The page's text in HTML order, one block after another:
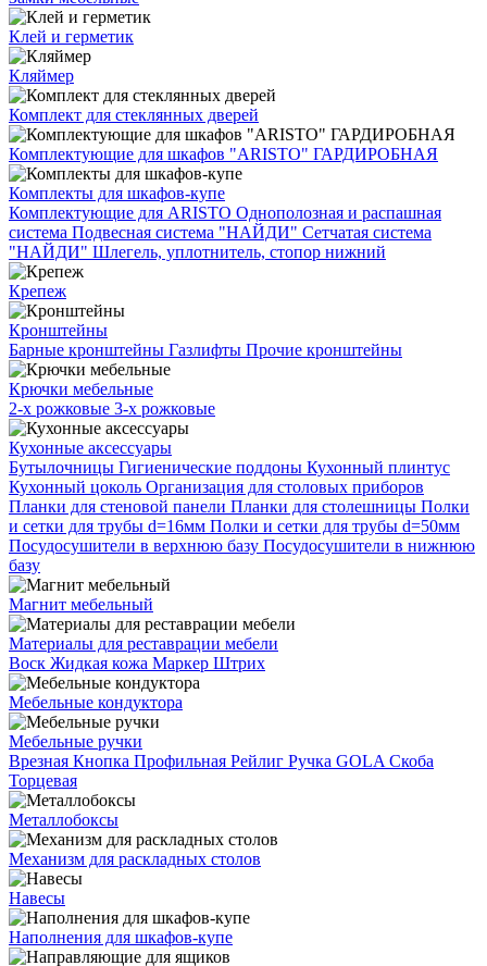
Клей и герметик
Кляймер
Комплект для стеклянных дверей
Комплектующие для шкафов "ARISTO" ГАРДИРОБНАЯ
Комплекты для шкафов-купе
Комплектующие для ARISTO Однополозная и распашная
система Подвесная система "НАЙДИ" Сетчатая система
"НАЙДИ" Шлегель, уплотнитель, стопор нижний
Крепеж
Кронштейны
Барные кронштейны Газлифты Прочие кронштейны
Крючки мебельные
2-х рожковые 3-х рожковые
Кухонные аксессуары
Бутылочницы Гигиенические поддоны Кухонный плинтус
Кухонный цоколь Организация для столовых приборов
Планки для стеновой панели Планки для столешницы Полки
и сетки для трубы d=16мм Полки и сетки для трубы d=50мм
Посудосушители в верхнюю базу Посудосушители в нижнюю
базу
Магнит мебельный
Материалы для реставрации мебели
Воск Жидкая кожа Маркер Штрих
Мебельные кондуктора
Мебельные ручки
Врезная Кнопка Профильная Рейлиг Ручка GOLA Скоба
Торцевая
Металлобоксы
Механизм для раскладных столов
Навесы
Наполнения для шкафов-купе